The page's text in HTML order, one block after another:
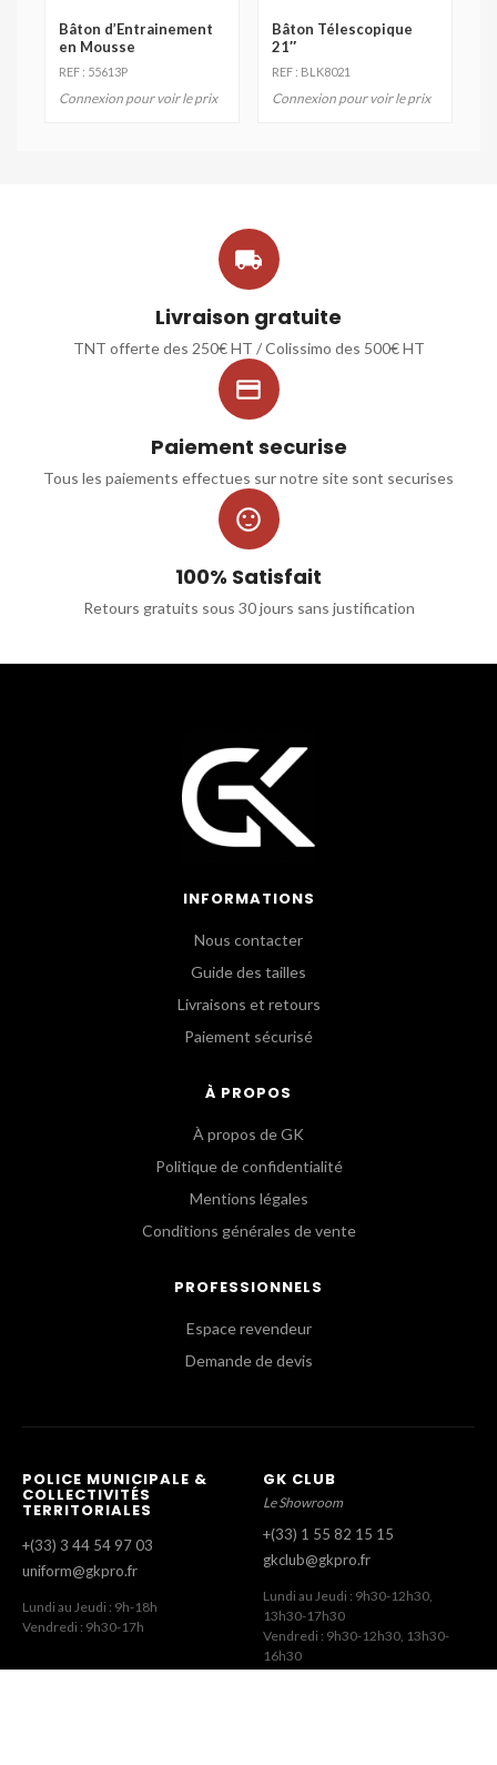
Bâton d’Entrainement
en Mousse
REF : 55613P
Connexion pour voir le prix
Bâton Télescopique
21″
REF : BLK8021
Connexion pour voir le prix

Livraison gratuite
TNT offerte des 250€ HT / Colissimo des 500€ HT

Paiement securise
Tous les paiements effectues sur notre site sont securises

100% Satisfait
Retours gratuits sous 30 jours sans justification
INFORMATIONS
Nous contacter
Guide des tailles
Livraisons et retours
Paiement sécurisé
À PROPOS
À propos de GK
Politique de confidentialité
Mentions légales
Conditions générales de vente
PROFESSIONNELS
Espace revendeur
Demande de devis
POLICE MUNICIPALE &
COLLECTIVITÉS
TERRITORIALES
+(33) 3 44 54 97 03
uniform@gkpro.fr
Lundi au Jeudi : 9h-18h
Vendredi : 9h30-17h
GK CLUB
Le Showroom
+(33) 1 55 82 15 15
gkclub@gkpro.fr
Lundi au Jeudi : 9h30-12h30,
13h30-17h30
Vendredi : 9h30-12h30, 13h30-
16h30